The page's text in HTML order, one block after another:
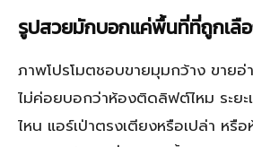
รูปสวยมักบอกแค่พื้นที่ที่ถูกเลื
ภาพโปรโมตชอบขายมุมกว้าง ขายอ่
ไม่ค่อยบอกว่าห้องติดลิฟต์ไหม ระย
ไหน แอร์เป่าตรงเตียงหรือเปล่า หรื